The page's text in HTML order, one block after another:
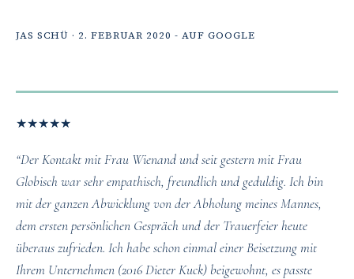
JAS SCHÜ · 2. FEBRUAR 2020 - AUF GOOGLE
★★★★★
“Der Kontakt mit Frau Wienand und seit gestern mit Frau
Globisch war sehr empathisch, freundlich und geduldig. Ich bin
mit der ganzen Abwicklung von der Abholung meines Mannes,
dem ersten persönlichen Gespräch und der Trauerfeier heute
überaus zufrieden. Ich habe schon einmal einer Beisetzung mit
Ihrem Unternehmen (2016 Dieter Kuck) beigewohnt, es passte